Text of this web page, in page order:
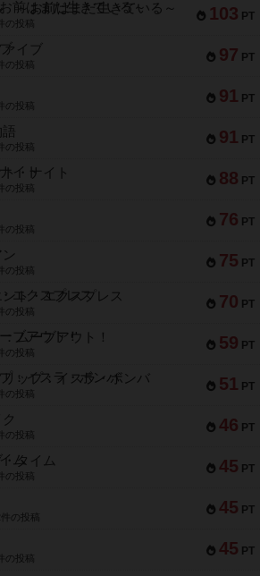
103 PT
～お前はまだ生きている～
の投稿
97 PT
イブ
の投稿
91 PT
の投稿
91 PT
の投稿
88 PT
・ナイト
の投稿
76 PT
の投稿
75 PT
の投稿
70 PT
ト・エクスプレス
の投稿
59 PT
ムーブアウト！
の投稿
51 PT
ップ：イスラ・ボンバ
の投稿
46 PT
の投稿
45 PT
タイム
の投稿
45 PT
件の投稿
45 PT
の投稿